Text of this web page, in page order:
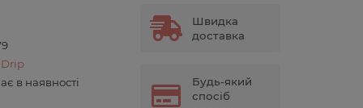
в наявності
Швидка
доставка
Будь-який
спосіб